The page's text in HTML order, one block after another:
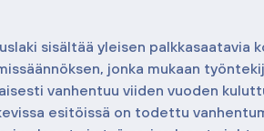
sisältää yleisen palkkasaatavia
jonka mukaan
vanhentuu viiden vuoden
esitöissä on todettu